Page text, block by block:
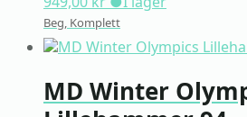
Beg, Komplett
MD Winter